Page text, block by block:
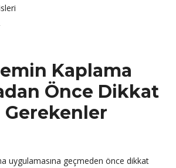
Kaplama
Önce Dikkat
Gerekenler
uygulamasına geçmeden önce dikkat